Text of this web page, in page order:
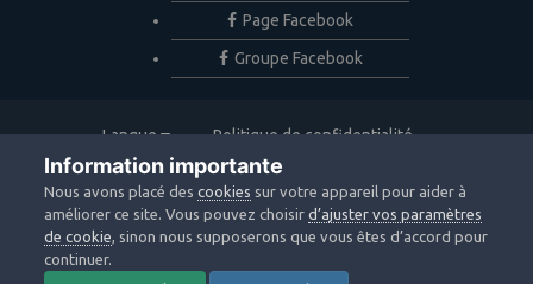
Page Facebook
Groupe Facebook
Langue
Politique de confidentialité
Nous contacter
Copyright © 2020 Webastro
Powered by Invision Community
Information importante
Nous avons placé descookies sur votre appareil pour aider à
améliorer ce site. Vous pouvez choisird’ajuster vos paramètres
de cookie, sinon nous supposerons que vous êtes d’accord pour
continuer.